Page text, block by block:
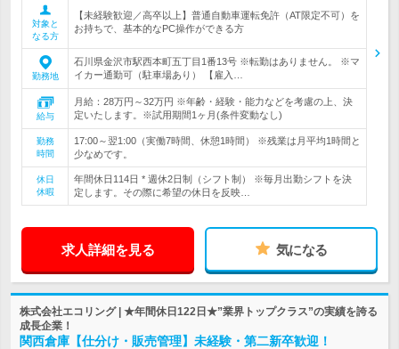
対象と
なる方
【未経験歓迎／高卒以上】普通自動車運転免許（AT限定不可）を
お持ちで、基本的なPC操作ができる方
勤務地
石川県金沢市駅西本町五丁目1番13号 ※転勤はありません。 ※マ
イカー通勤可（駐車場あり） 【雇入…
給与
月給：28万円～32万円 ※年齢・経験・能力などを考慮の上、決
定いたします。※試用期間1ヶ月(条件変動なし)
勤務
時間
17:00～翌1:00（実働7時間、休憩1時間） ※残業は月平均1時間と
少なめです。
休日
休暇
年間休日114日 * 週休2日制（シフト制） ※毎月出勤シフトを決
定します。その際に希望の休日を反映…
求人詳細を見る 気になる
株式会社エコリング | ★年間休日122日★”業界トップクラス”の実績を誇る
成長企業！
関西倉庫【仕分け・販売管理】未経験・第二新卒歓迎！